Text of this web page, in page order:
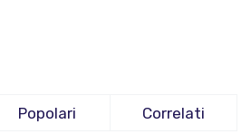
Popolari Correlati